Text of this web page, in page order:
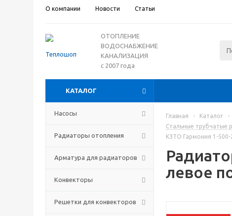
О компании Новости Статьи
ОТОПЛЕНИЕ
ВОДОСНАБЖЕНИЕ
КАНАЛИЗАЦИЯ
с 2007 года
КАТАЛОГ
Насосы
Радиаторы отопления
Арматура для радиаторов
Конвекторы
Решетки для конвекторов
Главная - Каталог -
Стальные трубчатые
КЗТО Гармония 1-
левое